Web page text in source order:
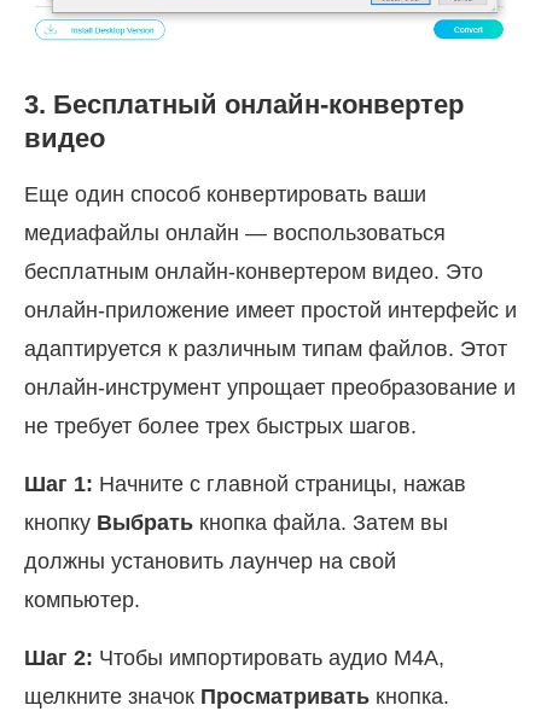
3. Бесплатный онлайн-конвертер
видео
Еще один способ конвертировать ваши
медиафайлы онлайн — воспользоваться
бесплатным онлайн-конвертером видео. Это
онлайн-приложение имеет простой интерфейс и
адаптируется к различным типам файлов. Этот
онлайн-инструмент упрощает преобразование и
не требует более трех быстрых шагов.
Шаг 1: Начните с главной страницы, нажав
кнопку Выбрать кнопка файла. Затем вы
должны установить лаунчер на свой
компьютер.
Шаг 2: Чтобы импортировать аудио M4A,
щелкните значок Просматривать кнопка.